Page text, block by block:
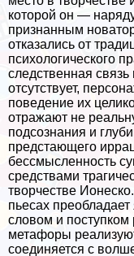
которой он —
признанным
отказались от
психологического
следственная
отсутствует,
поведение их
отражают не
подсознания и
предстающего
бессмысленность
средствами
творчестве
пьесах
словом и
метафоры
соединяется с